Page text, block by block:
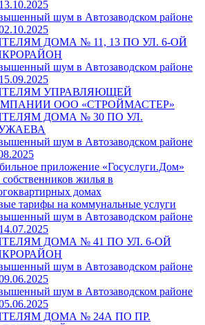
шум в Автозаводском районе
ДОМА № 11, 13 ПО УЛ. 6-ОЙ
шум в Автозаводском районе
УПРАВЛЯЮЩЕЙ
ООО «СТРОЙМАСТЕР»
ДОМА № 30 ПО УЛ.
шум в Автозаводском районе
приложение «Госуслуги.Дом»
собственников жилья в
домах
тарифы на коммунальные услуги
шум в Автозаводском районе
ДОМА № 41 ПО УЛ. 6-ОЙ
шум в Автозаводском районе
шум в Автозаводском районе
ДОМА № 24А ПО ПР.